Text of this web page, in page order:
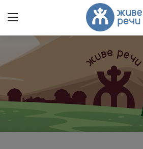
Пријави се Регистрација